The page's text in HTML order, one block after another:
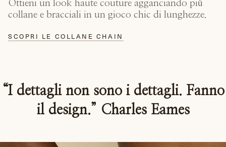
Ottieni un look haute couture agganciando più
collane e bracciali in un gioco chic di lunghezze.
SCOPRI LE COLLANE CHAIN
“I dettagli non sono i dettagli. Fanno
il design.” Charles Eames